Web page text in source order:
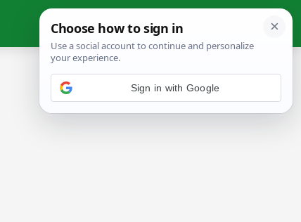
Sign in with Google